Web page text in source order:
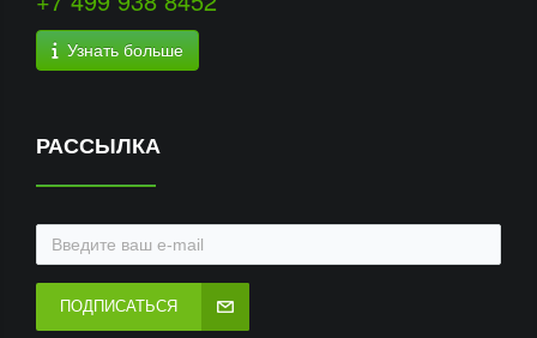
Узнать больше
РАССЫЛКА
ПОДПИСАТЬСЯ